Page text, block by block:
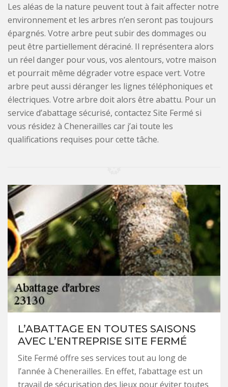
Les aléas de la nature peuvent tout à fait affecter notre
environnement et les arbres n’en seront pas toujours
épargnés. Votre arbre peut subir des dommages ou
peut être partiellement déraciné. Il représentera alors
un réel danger pour vous, vos alentours, votre maison
et pourrait même dégrader votre espace vert. Votre
arbre peut aussi déranger les lignes téléphoniques et
électriques. Votre arbre doit alors être abattu. Pour un
service d’abattage sécurisé, contactez Site Fermé si
vous résidez à Chenerailles car j’ai toute les
qualifications requises pour cette tâche.
L’ABATTAGE EN TOUTES SAISONS
AVEC L’ENTREPRISE SITE FERMÉ
Site Fermé offre ses services tout au long de
l’année à Chenerailles. En effet, l’abattage est un
travail de sécurisation des lieux pour éviter toutes